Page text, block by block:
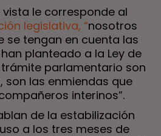
le corresponde al
legislativa, “nosotros
se tengan en cuenta las
planteado a la Ley de
trámite parlamentario son
son las enmiendas que
interinos”.
de la estabilización
a los tres meses de